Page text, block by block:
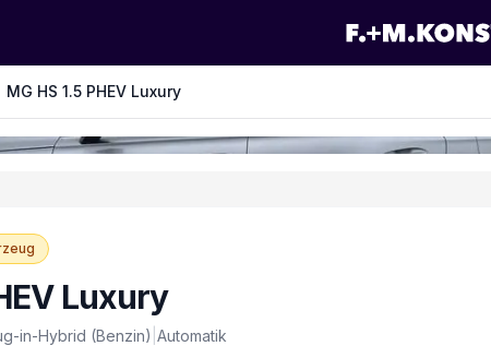
MG HS 1.5 PHEV Luxury
Luxury
in-Hybrid (Benzin) Automatik